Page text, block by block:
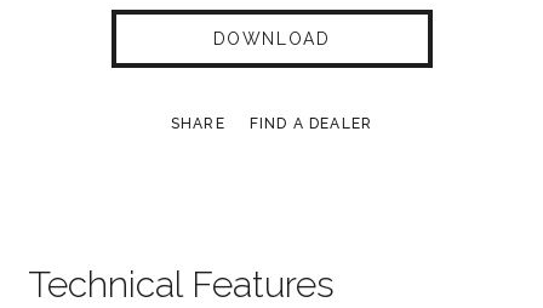
DOWNLOAD
SHARE FIND A DEALER
Technical Features